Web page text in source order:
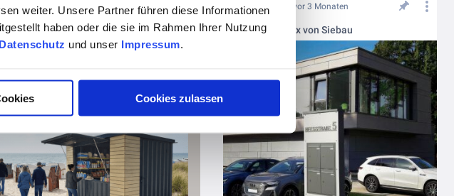
weiter. Unsere Partner führen diese Informationen
haben oder die sie im Rahmen Ihrer Nutzung
Datenschutz und unser Impressum.
Cookies zulassen
vor 3 Monaten
Gerätehäuser mit Verkaufsklappe von Siebau
vor 3 Monaten
Briefkastenbox von Siebau